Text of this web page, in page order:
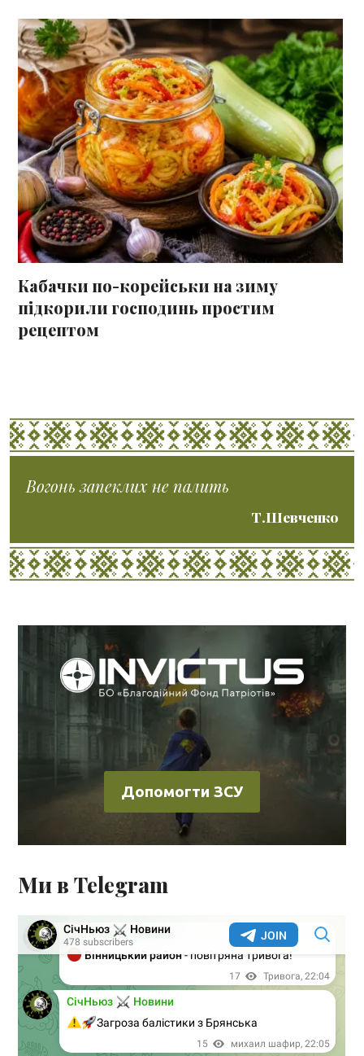
Кабачки по-корейськи на зиму
підкорили господинь простим
рецептом
Вогонь запеклих не палить
Т.Шевченко
Допомогти ЗСУ
Ми в Telegram